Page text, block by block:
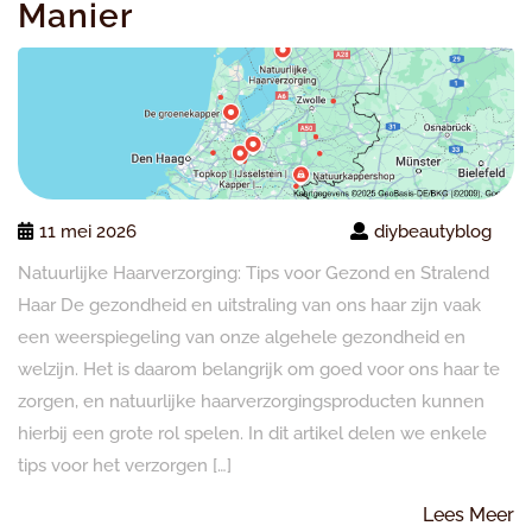
Manier
11 mei 2026
diybeautyblog
Natuurlijke Haarverzorging: Tips voor Gezond en Stralend
Haar De gezondheid en uitstraling van ons haar zijn vaak
een weerspiegeling van onze algehele gezondheid en
welzijn. Het is daarom belangrijk om goed voor ons haar te
zorgen, en natuurlijke haarverzorgingsproducten kunnen
hierbij een grote rol spelen. In dit artikel delen we enkele
tips voor het verzorgen […]
Lees Meer